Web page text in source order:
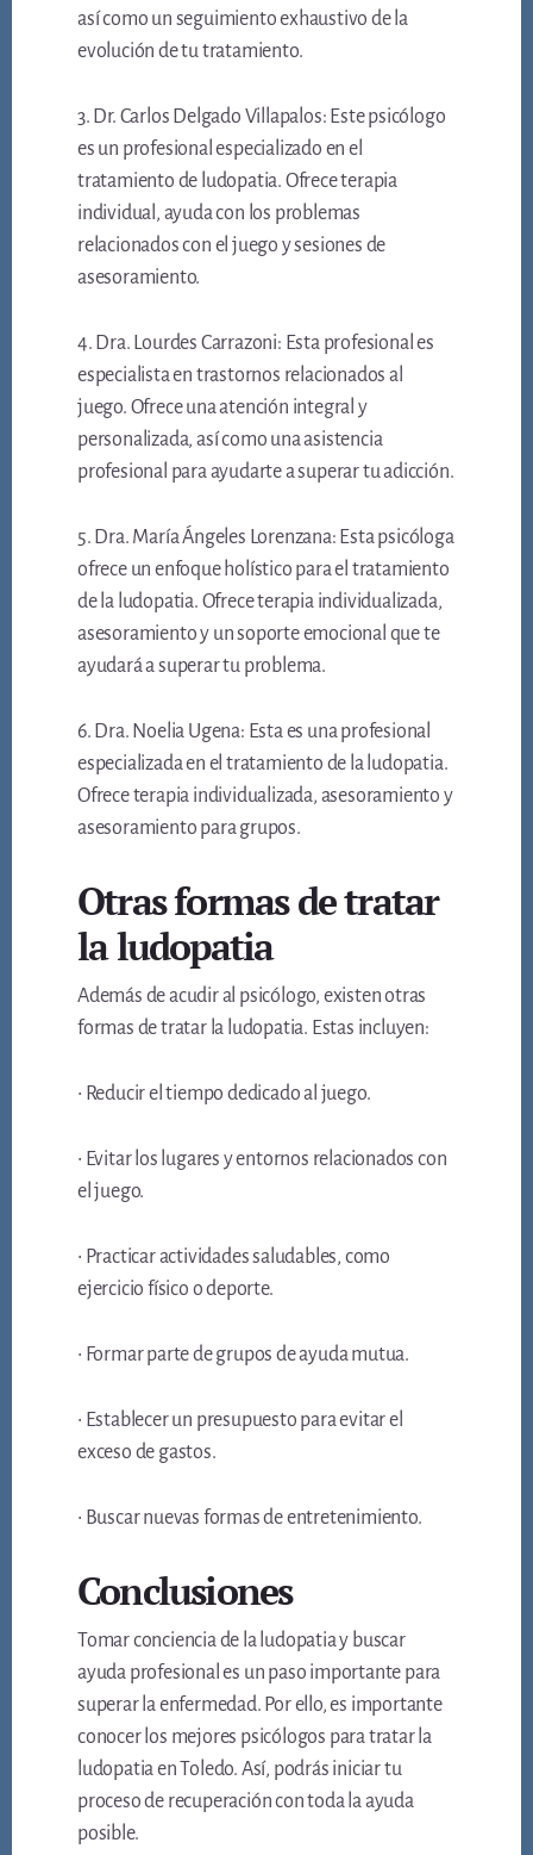
así como un seguimiento exhaustivo de la
evolución de tu tratamiento.
3. Dr. Carlos Delgado Villapalos: Este psicólogo
es un profesional especializado en el
tratamiento de ludopatia. Ofrece terapia
individual, ayuda con los problemas
relacionados con el juego y sesiones de
asesoramiento.
4. Dra. Lourdes Carrazoni: Esta profesional es
especialista en trastornos relacionados al
juego. Ofrece una atención integral y
personalizada, así como una asistencia
profesional para ayudarte a superar tu adicción.
5. Dra. María Ángeles Lorenzana: Esta psicóloga
ofrece un enfoque holístico para el tratamiento
de la ludopatia. Ofrece terapia individualizada,
asesoramiento y un soporte emocional que te
ayudará a superar tu problema.
6. Dra. Noelia Ugena: Esta es una profesional
especializada en el tratamiento de la ludopatia.
Ofrece terapia individualizada, asesoramiento y
asesoramiento para grupos.
Otras formas de tratar
la ludopatia
Además de acudir al psicólogo, existen otras
formas de tratar la ludopatia. Estas incluyen:
• Reducir el tiempo dedicado al juego.
• Evitar los lugares y entornos relacionados con
el juego.
• Practicar actividades saludables, como
ejercicio físico o deporte.
• Formar parte de grupos de ayuda mutua.
• Establecer un presupuesto para evitar el
exceso de gastos.
• Buscar nuevas formas de entretenimiento.
Conclusiones
Tomar conciencia de la ludopatia y buscar
ayuda profesional es un paso importante para
superar la enfermedad. Por ello, es importante
conocer los mejores psicólogos para tratar la
ludopatia en Toledo. Así, podrás iniciar tu
proceso de recuperación con toda la ayuda
posible.